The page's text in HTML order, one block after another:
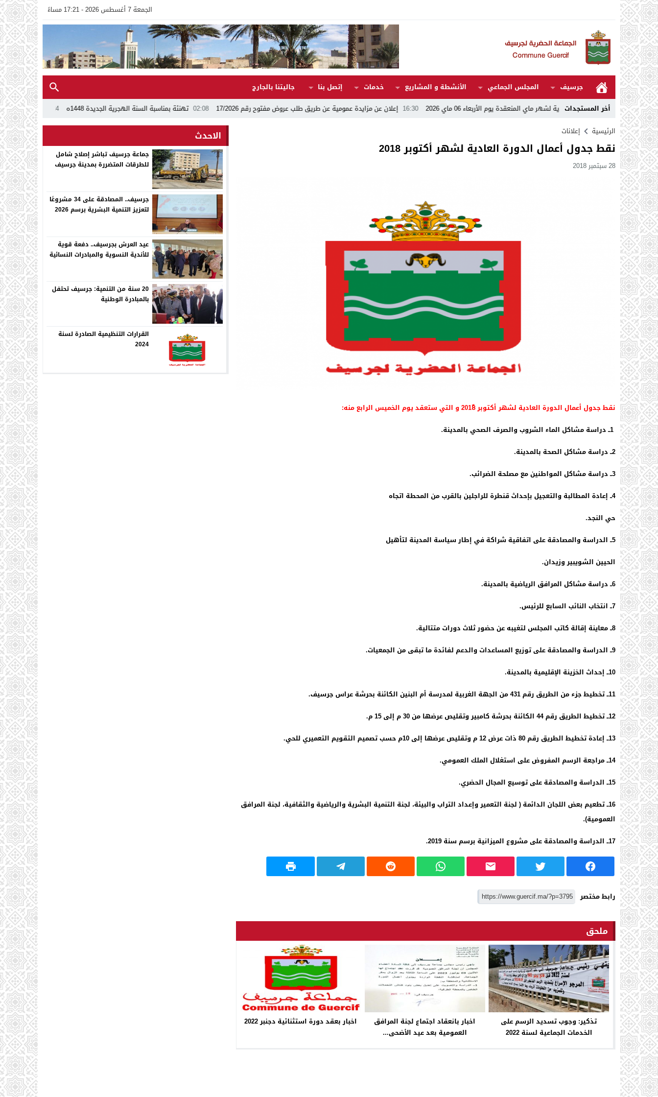
الجمعة 7 أغسطس 2026 - 17:21 مساءً
جرسيف المجلس الجماعي الأنشطة و المشاريع خدمات إتصل بنا
جاليتنا بالجارج
أخر المستجدات
مقررات الدورة العادية لشهر ماي المنعقدة يوم الأربعاء 06 ماي 2026 16:30 إعلان عن مزايدة عمومية عن طريق طلب عروض مفتوح رقم 17/2026 02:08 تهنئة بمناسبة السنة الهجرية الجديدة 1448ه 13:24 اجتماع بجماعة جرسيف
الرئيسية
إعلانات
نقط جدول أعمال الدورة العادية لشهر أكتوبر 2018
28 سبتمبر 2018
نقط جدول أعمال الدورة العادية لشهر أكتوبر 2018ّ و التي ستعقد يوم الخميس الرابع منه:
2ــ دراسة مشاكل الصحة بالمدينة.
3ــ دراسة مشاكل المواطنين مع مصلحة الضرائب.
4ــ إعادة المطالبة والتعجيل بإحداث قنطرة للراجلين بالقرب من المحطة اتجاه
حي النجد.
5ــ الدراسة والمصادقة على اتفاقية شراكة في إطار سياسة المدينة لتأهيل
الحيين الشويبير وزيدان.
6ــ دراسة مشاكل المرافق الرياضية بالمدينة.
7ــ انتخاب النائب السابع للرئيس.
8ــ معاينة إقالة كاتب المجلس لتغيبه عن حضور ثلاث دورات متتالية.
9ــ الدراسة والمصادقة على توزيع المساعدات والدعم لفائدة ما تبقى من
الجمعيات.
10ــ إحداث الخزينة الإقليمية بالمدينة.
11ــ تخطيط جزء من الطريق رقم 431 من الجهة الغربية لمدرسة أم البنين
الكائنة بحرشة عراس جرسيف.
12ــ تخطيط الطريق رقم 44 الكائنة بحرشة كامبير وتقليص عرضها من 30 م
إلى 15 م.
13ــ إعادة تخطيط الطريق رقم 80 ذات عرض 12 م وتقليص عرضها إلى
10م حسب تصميم التقويم التعميري للحي.
14ــ مراجعة الرسم المفروض على استغلال الملك العمومي.
15ــ الدراسة والمصادقة على توسيع المجال الحضري.
16ــ تطعيم بعض اللجان الدائمة ( لجنة التعمير وإعداد التراب والبيئة، لجنة
التنمية البشرية والرياضية والثقافية، لجنة المرافق
العمومية).
17ــ الدراسة والمصادقة على مشروع الميزانية برسم سنة 2019.
رابط مختصر
ملحق
تذكير: وجوب تسديد الرسم على
الخدمات الجماعية لسنة 2022
اخبار بانعقاد اجتماع لجنة المرافق
العمومية بعد عيد الأضحى...
اخبار بعقد دورة استثنائية دجنبر 2022
الاحدث
جماعة جرسيف تباشر إصلاح شامل
للطرقات المتضررة بمدينة جرسيف
جرسيف.. المصادقة على 34 مشروعًا
لتعزيز التنمية البشرية برسم 2026
عيد العرش بجرسيف.. دفعة قوية
للأندية النسوية والمبادرات النسائية
20 سنة من التنمية: جرسيف تحتفل
بالمبادرة الوطنية
القرارات التنظيمية الصادرة لسنة
2024